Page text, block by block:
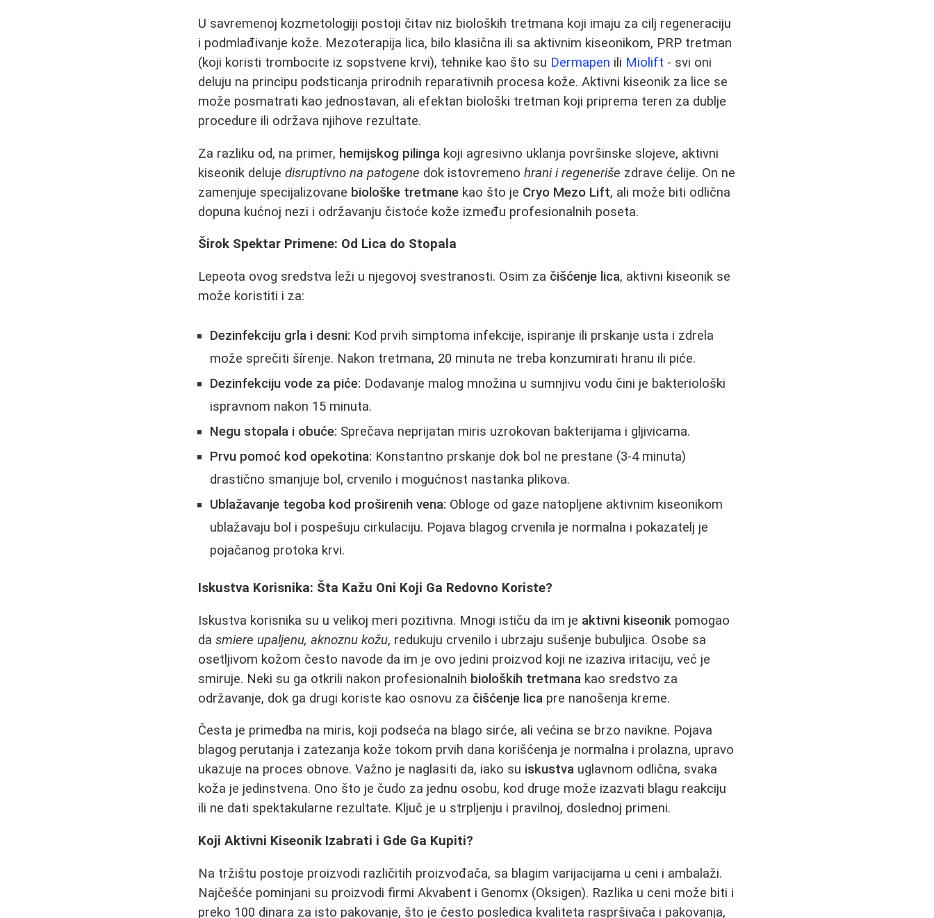
U savremenoj kozmetologiji postoji čitav niz bioloških tretmana koji imaju za cilj regeneraciju
i podmlađivanje kože. Mezoterapija lica, bilo klasična ili sa aktivnim kiseonikom, PRP tretman
(koji koristi trombocite iz sopstvene krvi), tehnike kao što su Dermapen ili Miolift - svi oni
deluju na principu podsticanja prirodnih reparativnih procesa kože. Aktivni kiseonik za lice se
može posmatrati kao jednostavan, ali efektan biološki tretman koji priprema teren za dublje
procedure ili održava njihove rezultate.
Za razliku od, na primer, hemijskog pilinga koji agresivno uklanja površinske slojeve, aktivni
kiseonik delujedisruptivno na patogene dok istovremenohrani i regeneriše zdrave ćelije. On ne
zamenjuje specijalizovane biološke tretmane kao što je Cryo Mezo Lift, ali može biti odlična
dopuna kućnoj nezi i održavanju čistoće kože između profesionalnih poseta.
Širok Spektar Primene: Od Lica do Stopala
Lepeota ovog sredstva leži u njegovoj svestranosti. Osim za čišćenje lica, aktivni kiseonik se
može koristiti i za:
Dezinfekciju grla i desni: Kod prvih simptoma infekcije, ispiranje ili prskanje usta i zdrela
može sprečiti šírenje. Nakon tretmana, 20 minuta ne treba konzumirati hranu ili piće.
Dezinfekciju vode za piće: Dodavanje malog množina u sumnjivu vodu čini je bakteriološki
ispravnom nakon 15 minuta.
Negu stopala i obuće: Sprečava neprijatan miris uzrokovan bakterijama i gljivicama.
Prvu pomoć kod opekotina: Konstantno prskanje dok bol ne prestane (3-4 minuta)
drastično smanjuje bol, crvenilo i mogućnost nastanka plikova.
Ublažavanje tegoba kod proširenih vena: Obloge od gaze natopljene aktivnim kiseonikom
ublažavaju bol i pospešuju cirkulaciju. Pojava blagog crvenila je normalna i pokazatelj je
pojačanog protoka krvi.
Iskustva Korisnika: Šta Kažu Oni Koji Ga Redovno Koriste?
Iskustva korisnika su u velikoj meri pozitivna. Mnogi ističu da im je aktivni kiseonik pomogao
dasmiere upaljenu, aknoznu kožu, redukuju crvenilo i ubrzaju sušenje bubuljica. Osobe sa
osetljivom kožom često navode da im je ovo jedini proizvod koji ne izaziva iritaciju, već je
smiruje. Neki su ga otkrili nakon profesionalnih bioloških tretmana kao sredstvo za
održavanje, dok ga drugi koriste kao osnovu za čišćenje lica pre nanošenja kreme.
Česta je primedba na miris, koji podseća na blago sirće, ali većina se brzo navikne. Pojava
blagog perutanja i zatezanja kože tokom prvih dana korišćenja je normalna i prolazna, upravo
ukazuje na proces obnove. Važno je naglasiti da, iako su iskustva uglavnom odlična, svaka
koža je jedinstvena. Ono što je čudo za jednu osobu, kod druge može izazvati blagu reakciju
ili ne dati spektakularne rezultate. Ključ je u strpljenju i pravilnoj, doslednoj primeni.
Koji Aktivni Kiseonik Izabrati i Gde Ga Kupiti?
Na tržištu postoje proizvodi različitih proizvođača, sa blagim varijacijama u ceni i ambalaži.
Najčešće pominjani su proizvodi firmi Akvabent i Genomx (Oksigen). Razlika u ceni može biti i
preko 100 dinara za isto pakovanje, što je često posledica kvaliteta raspršivača i pakovanja,